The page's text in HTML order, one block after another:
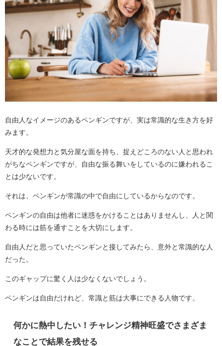
自由人なイメージのあるペンギンですが、実は常識的な生き方を好
みます。
天才的な発想力と気分屋な面を持ち、捉えどころのない人と思われ
がちなペンギンですが、自由な振る舞いをしているのに嫌われるこ
とは少ないです。
それは、ペンギンが常識の中で自由にしているからなのです。
ペンギンの自由は他者に迷惑をかけることはありませんし、人と関
わる時には筋を通すことを大切にします。
自由人だと思っていたペンギンと接してみたら、意外と常識的な人
だった。
このギャップに驚く人は少なくないでしょう。
ペンギンは自由だけれど、常識と筋は大事にできる人物です。
何かに熱中したい！チャレンジ精神旺盛でさまざま
なことで結果を残せる